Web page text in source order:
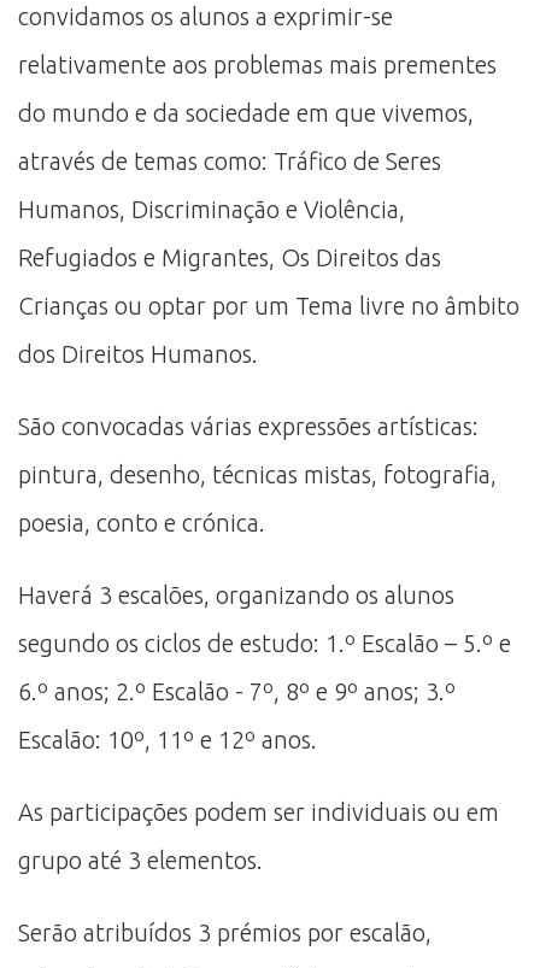
convidamos os alunos a exprimir-se
relativamente aos problemas mais prementes
do mundo e da sociedade em que vivemos,
através de temas como: Tráfico de Seres
Humanos, Discriminação e Violência,
Refugiados e Migrantes, Os Direitos das
Crianças ou optar por um Tema livre no âmbito
dos Direitos Humanos.
São convocadas várias expressões artísticas:
pintura, desenho, técnicas mistas, fotografia,
poesia, conto e crónica.
Haverá 3 escalões, organizando os alunos
segundo os ciclos de estudo: 1.º Escalão – 5.º e
6.º anos; 2.º Escalão - 7º, 8º e 9º anos; 3.º
Escalão: 10º, 11º e 12º anos.
As participações podem ser individuais ou em
grupo até 3 elementos.
Serão atribuídos 3 prémios por escalão,